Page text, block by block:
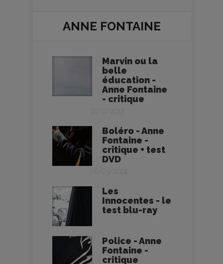
ANNE FONTAINE
Marvin ou la
belle
éducation -
Anne Fontaine
- critique
Boléro - Anne
Fontaine -
critique + test
DVD
06/03/2024
Les
Innocentes - le
test blu-ray
Police - Anne
Fontaine -
critique